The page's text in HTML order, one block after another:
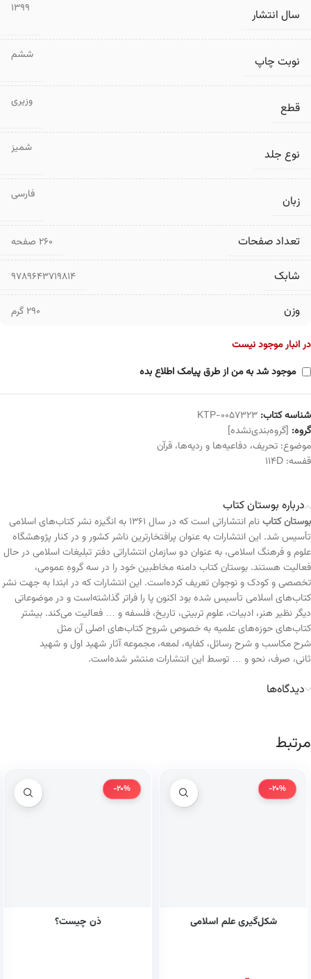
سال انتشار 1399
نوبت چاپ ششم
قطع وزیری
نوع جلد شمیز
زبان فارسی
تعداد صفحات ۲۶۰ صفحه
شابک 9789643719814
وزن 290 گرم
در انبار موجود نیست
موجود شد به من از طرق پیامک اطلاع بده
شناسه کتاب: KTP-0057323
گروه: [گروه‌بندی‌نشده]
موضوع: تحریف، دفاعیه‌ها و ردیه‌ها، قرآن
قفسه: 114D
درباره بوستان کتاب
بوستان کتاب
نام انتشاراتی است که در سال ۱۳۶۱ به انگیزه نشر کتاب‌های اسلامی
تأسیس شد. این انتشارات به عنوان پرافتخارترین ناشر کشور و در کنار پژوهشگاه
علوم و فرهنگ اسلامی، به عنوان دو سازمان انتشاراتی دفتر تبلیغات اسلامی در حال
فعالیت هستند. بوستان کتاب دامنه مخاطبین خود را در سه گروهِ عمومی،
تخصصی و کودک و نوجوان تعریف کرده‌است. این انتشارات که در ابتدا به جهت نشر
کتاب‌های اسلامی تأسیس شده بود اکنون پا را فراتر گذاشته‌است و در موضوعاتی
دیگر نظیر هنر، ادبیات، علوم تربیتی، تاریخ، فلسفه و … فعالیت می‌کند. بیشتر
کتاب‌های حوزه‌های علمیه به خصوص شروح کتاب‌های اصلی آن مثل
شرح مکاسب و شرح رسائل، کفایه، لمعه، مجموعه آثار شهید اول و شهید
ثانی، صرف، نحو و … توسط این انتشارات منتشر شده‌است.
دیدگاه‌ها
مرتبط
-20%
شکل‌گیری علم اسلامی
-20%
ذن چیست؟